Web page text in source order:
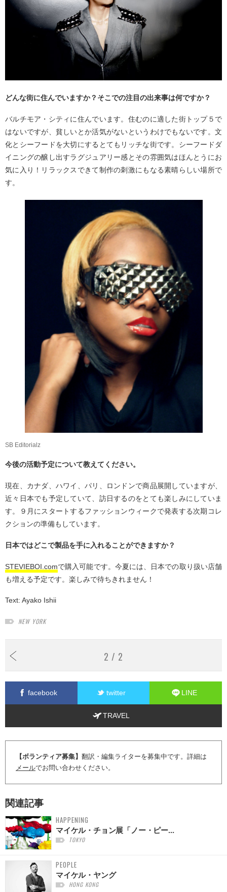
どんな街に住んでいますか？そこでの注目の出来事は何ですか？
バルチモア・シティに住んでいます。住むのに適した街トップ５で
はないですが、貧しいとか活気がないというわけでもないです。文
化とシーフードを大切にするとてもリッチな街です。シーフードダ
イニングの醸し出すラグジュアリー感とその雰囲気はほんとうにお
気に入り！リラックスできて制作の刺激にもなる素晴らしい場所で
す。
SB Editorialz
今後の活動予定について教えてください。
現在、カナダ、ハワイ、パリ、ロンドンで商品展開していますが、
近々日本でも予定していて、訪日するのをとても楽しみにしていま
す。９月にスタートするファッションウィークで発表する次期コレ
クションの準備もしています。
日本ではどこで製品を手に入れることができますか？
STEVIEBOI.comで購入可能です。今夏には、日本での取り扱い店舗
も増える予定です。楽しみで待ちきれません！
Text: Ayako Ishii
NEW YORK
2 / 2
facebook twitter LINE
TRAVEL
【ボランティア募集】 翻訳・編集ライターを募集中です。詳細は
メールでお問い合わせください。
関連記事
HAPPENING
マイケル・チョン展「ノー・ピー...
TOKYO
PEOPLE
マイケル・ヤング
HONG KONG